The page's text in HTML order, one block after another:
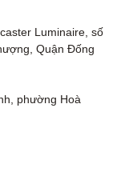
Luminaire, số
Quận Đống
phường Hoà